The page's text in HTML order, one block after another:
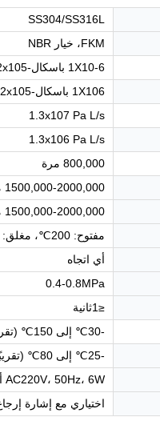
SS304/SS316L
FKM، خيار NBR
1X10-6 باسكال-1.2x105 باسكال
1X106 باسكال-1.2x105 باسكال
1.3x107 Pa L/s
1.3x106 Pa L/s
800,000 مرة
1500,000-2000,000 مرة
1500,000-2000,000 مرة
مفتوح: 200℃، مغلق: 150℃
أي اتجاه
0.4-0.8MPa
≤1ثانية
-30℃ إلى 150℃ (تقريبًا)
-25℃ إلى 80℃ (تقريبًا)
AC220V، 50Hz، 6W أو حسب الطلب
اختياري مع إشارة